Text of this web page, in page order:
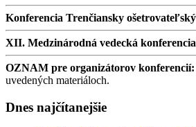
Konferencia Trenčiansky ošetrovateľský
XII. Medzinárodná vedecká
OZNAM pre organizátorov konferencií:
uvedených materiáloch.
Dnes najčítanejšie